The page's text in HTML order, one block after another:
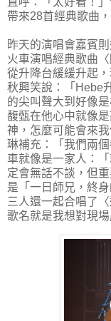
帶來28首經典歌曲
昨天的演唱會嘉賓
火車演唱經典歌曲
從升降台緩緩升起
秋興笑說：「Hebe
的尖叫聲大到好像
馥甄在他心中就像
神，怎麼可能會來
琳補充：「我們兩
車就像是一家人：
定會無話不談，但
是「一日師兄，終
三人還一起合唱了
歌名就是我想對現場